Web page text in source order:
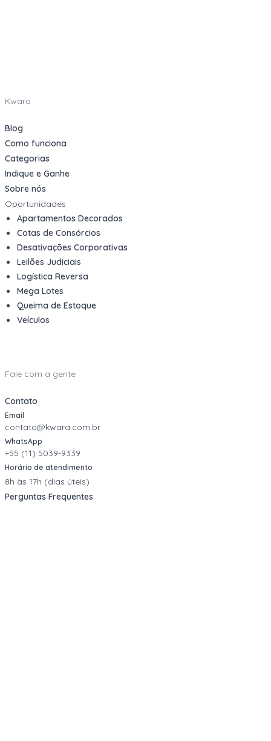
Kwara
Blog
Como funciona
Categorias
Indique e Ganhe
Sobre nós
Oportunidades
Apartamentos Decorados
Cotas de Consórcios
Desativações Corporativas
Leilões Judiciais
Logística Reversa
Mega Lotes
Queima de Estoque
Veículos
Fale com a gente
Contato
Email
contato@kwara.com.br
WhatsApp
+55 (11) 5039-9339
Horário de atendimento
8h às 17h (dias úteis)
Perguntas Frequentes